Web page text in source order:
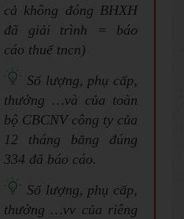
cả không đóng BHXH
đã giải trình = báo
cáo thuế tncn)
Số lượng, phụ cấp,
thưởng …và của toàn
bộ CBCNV công ty của
12 tháng bằng đúng
334 đã báo cáo.
Số lượng, phụ cấp,
thưởng …vv của riêng